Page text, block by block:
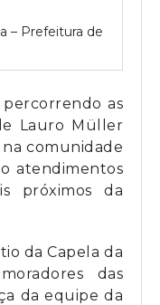
– Prefeitura de
as
Lauro Müller
na comunidade
atendimentos
próximos da
da Capela da
das
da equipe da